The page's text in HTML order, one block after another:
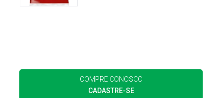
COMPRE CONOSCO
CADASTRE-SE